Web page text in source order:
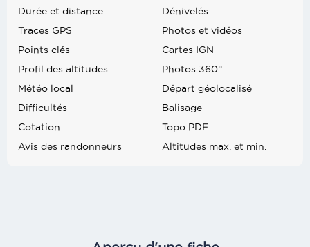
Durée et distance
Traces GPS
Points clés
Profil des altitudes
Météo local
Difficultés
Cotation
Avis des randonneurs
Dénivelés
Photos et vidéos
Cartes IGN
Photos 360°
Départ géolocalisé
Balisage
Topo PDF
Altitudes max. et min.